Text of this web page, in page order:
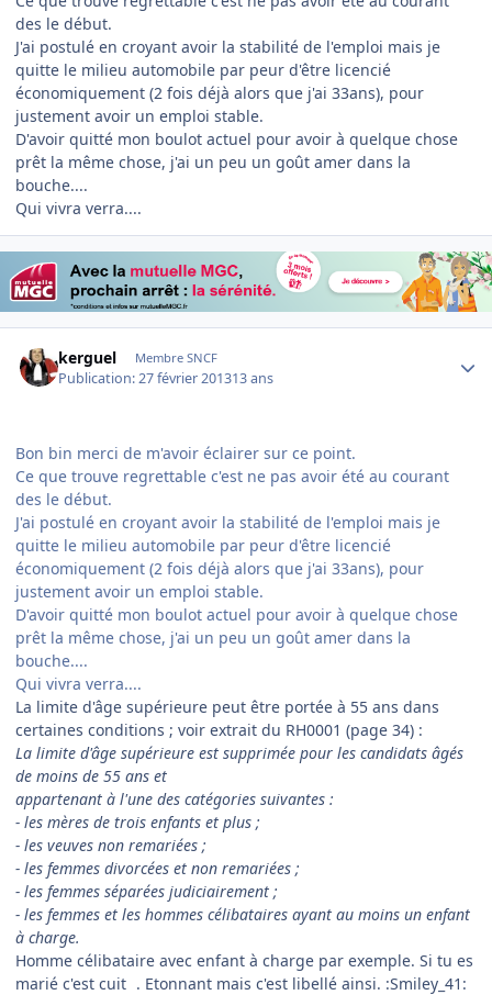
des le début.
J'ai postulé en croyant avoir la stabilité de l'emploi mais je
quitte le milieu automobile par peur d'être licencié
économiquement (2 fois déjà alors que j'ai 33ans), pour
justement avoir un emploi stable.
D'avoir quitté mon boulot actuel pour avoir à quelque chose
prêt la même chose, j'ai un peu un goût amer dans la
bouche....
Qui vivra verra....
kerguel Membre SNCF
Publication:27 février 201313 ans
Bon bin merci de m'avoir éclairer sur ce point.
Ce que trouve regrettable c'est ne pas avoir été au courant
des le début.
J'ai postulé en croyant avoir la stabilité de l'emploi mais je
quitte le milieu automobile par peur d'être licencié
économiquement (2 fois déjà alors que j'ai 33ans), pour
justement avoir un emploi stable.
D'avoir quitté mon boulot actuel pour avoir à quelque chose
prêt la même chose, j'ai un peu un goût amer dans la
bouche....
Qui vivra verra....
La limite d'âge supérieure peut être portée à 55 ans dans
certaines conditions ; voir extrait du RH0001 (page 34) :
La limite d'âge supérieure est supprimée pour les candidats âgés
de moins de 55 ans et
appartenant à l'une des catégories suivantes :
- les mères de trois enfants et plus ;
- les veuves non remariées ;
- les femmes divorcées et non remariées ;
- les femmes séparées judiciairement ;
- les femmes et les hommes célibataires ayant au moins un enfant
à charge.
Homme célibataire avec enfant à charge par exemple. Si tu es
marié c'est cuit . Etonnant mais c'est libellé ainsi. :Smiley_41: